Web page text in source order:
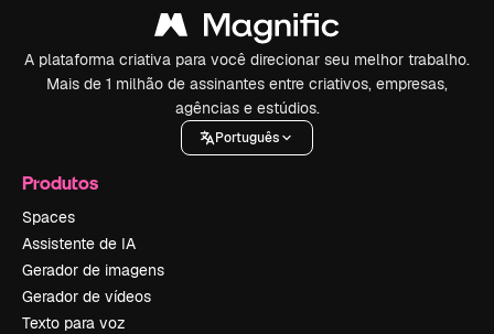
A plataforma criativa para você direcionar seu melhor trabalho.
Mais de 1 milhão de assinantes entre criativos, empresas,
agências e estúdios.
Português
Produtos
Spaces
Assistente de IA
Gerador de imagens
Gerador de vídeos
Texto para voz